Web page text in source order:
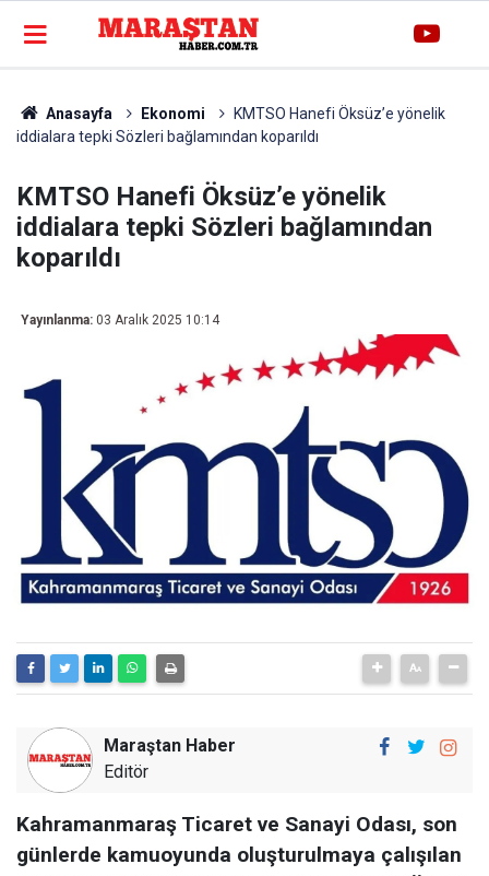
Anasayfa Ekonomi
KMTSO Hanefi Öksüz’e yönelik
iddialara tepki Sözleri bağlamından koparıldı
KMTSO Hanefi Öksüz’e yönelik
iddialara tepki Sözleri bağlamından
koparıldı
Yayınlanma: 03 Aralık 2025 10:14
Maraştan Haber
Editör
Kahramanmaraş Ticaret ve Sanayi Odası, son
günlerde kamuoyunda oluşturulmaya çalışılan